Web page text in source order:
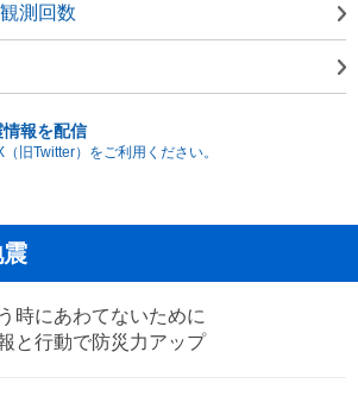
測回数
報を配信
旧Twitter）をご利用ください。
震
時にあわてないために
と行動で防災力アップ